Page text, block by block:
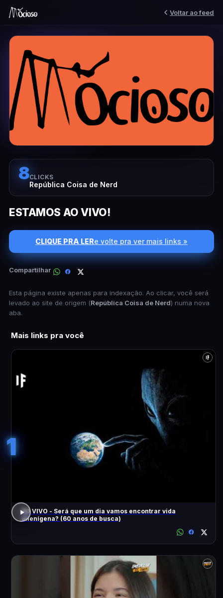
Voltar ao feed
8CLICKS
República Coisa de Nerd
ESTAMOS AO VIVO!
CLIQUE PRA LERe volte pra ver mais links »
Compartilhar
Esta página existe apenas para indexação. Ao clicar, você será
levado ao site de origem (República Coisa de Nerd) numa nova
aba.
Mais links pra você
1
AO VIVO - Será que um dia vamos encontrar vida
alienígena? (60 anos de busca)